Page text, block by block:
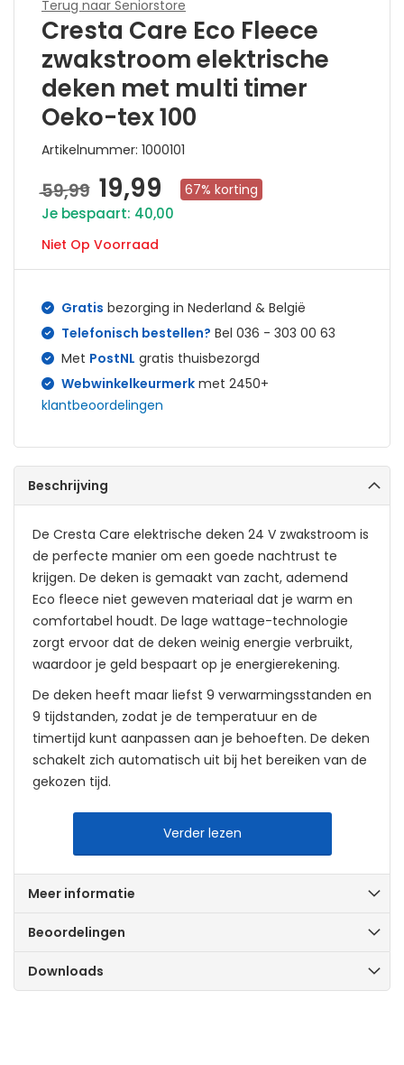
Terug naar Seniorstore
Cresta Care Eco Fleece
zwakstroom elektrische
deken met multi timer
Oeko-tex 100
Artikelnummer 1000101
59,99 Aanbiedingsprijs
19,99 67% korting
Je bespaart: 40,00
Niet Op Voorraad
Gratis bezorging in Nederland & België
Telefonisch bestellen? Bel 036 - 303 00 63
Met PostNL gratis thuisbezorgd
Webwinkelkeurmerk met 2450+
klantbeoordelingen
begin
afbeeldingen-
gallerij
Beschrijving
De Cresta Care elektrische deken 24 V zwakstroom is
de perfecte manier om een goede nachtrust te
krijgen. De deken is gemaakt van zacht, ademend
Eco fleece niet geweven materiaal dat je warm en
comfortabel houdt. De lage wattage-technologie
zorgt ervoor dat de deken weinig energie verbruikt,
waardoor je geld bespaart op je energierekening.
De deken heeft maar liefst 9 verwarmingsstanden en
9 tijdstanden, zodat je de temperatuur en de
timertijd kunt aanpassen aan je behoeften. De deken
schakelt zich automatisch uit bij het bereiken van de
gekozen tijd.
Voordelen van de Cresta Care elektrische deken low
1 persoons 150 bij 80 cm
Zwakstroom 24 Volt
Controller met lcd-display
Verder lezen
Meer informatie
Beoordelingen
Downloads